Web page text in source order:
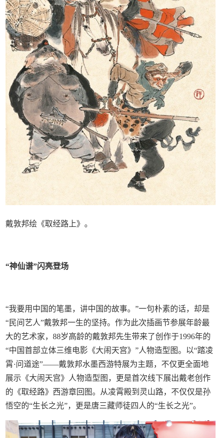
戴敦邦绘《取经路上》。
“神仙谱”闪亮登场
“我要用中国的笔墨，讲中国的故事。”一句朴素的话，却是
“民间艺人”戴敦邦一生的坚持。作为此次插画节参展年龄最
大的艺术家，88岁高龄的戴敦邦先生带来了创作于1996年的
“中国首部立体三维电影《大闹天宫》”人物造型图。以“踏凌
霄·问道途”——戴敦邦水墨西游特展为主题，不仅更全面地
展示《大闹天宫》人物造型图，更是首次线下展出戴老创作
的《取经路》西游章回图。从凌霄殿到灵山路，不仅仅是孙
悟空的“生长之光”，更是唐三藏师徒四人的“生长之光”。